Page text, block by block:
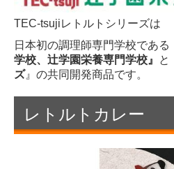
TEC-tsujiレトルトシリーズ
ギフト商品
その他
TEC-tsujiレトルトシリーズは
日本初の調理師専門学校である
学校、辻学園栄養専門学校』
と
ズ』の共同開発商品です。
レトルトカレー